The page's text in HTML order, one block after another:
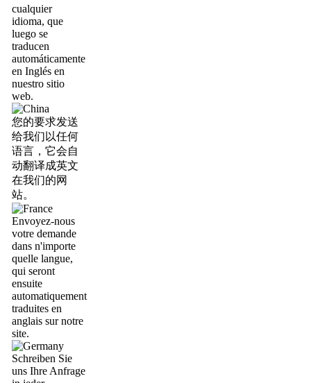
cualquier
idioma, que
luego se
traducen
automáticamente
en Inglés en
nuestro sitio
web.
您的要求发送
给我们以任何
语言，它会自
动翻译成英文
在我们的网
站。
Envoyez-nous
votre demande
dans n'importe
quelle langue,
qui seront
ensuite
automatiquement
traduites en
anglais sur notre
site.
Schreiben Sie
uns Ihre Anfrage